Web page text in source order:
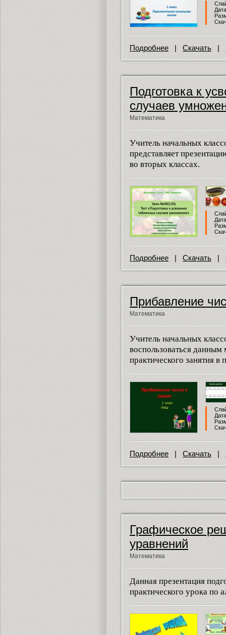
Подробнее | Скачать |
Подготовка к
случаев
Математика
Учитель начальных
представляет
во вторых классах.
Подробнее | Скачать |
Прибавление
Математика
Учитель начальных
воспользоваться
практического занятия в
Подробнее | Скачать |
Графическое
уравнений
Математика
Данная презентация
практического урока по